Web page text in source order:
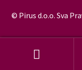
© Pirus d.o.o. Sva